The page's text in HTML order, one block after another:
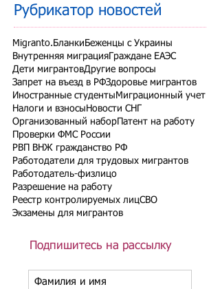
Рубрикатор новостей
Migranto.Бланки Беженцы с Украины
Внутренняя миграцияГраждане ЕАЭС
Дети мигрантовДругие вопросы
Запрет на въезд в РФЗдоровье мигрантов
Иностранные студенты Миграционный учет
Налоги и взносы Новости СНГ
Организованный наборПатент на работу
Проверки ФМС России
РВП ВНЖ гражданство РФ
Работодатели для трудовых мигрантов
Работодатель-физлицо
Разрешение на работу
Реестр контролируемых лицСВО
Экзамены для мигрантов
Подпишитесь на рассылку